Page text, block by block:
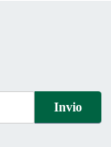
Invio